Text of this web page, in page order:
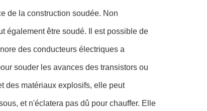
de la construction soudée. Non
également être soudé. Il est possible de
des conducteurs électriques a
souder les avances des transistors ou
des matériaux explosifs, elle peut
et n'éclatera pas dû pour chauffer. Elle